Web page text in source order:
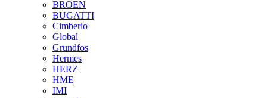
BROEN
BUGATTI
Cimberio
Global
Grundfos
Hermes
HERZ
HME
IMI